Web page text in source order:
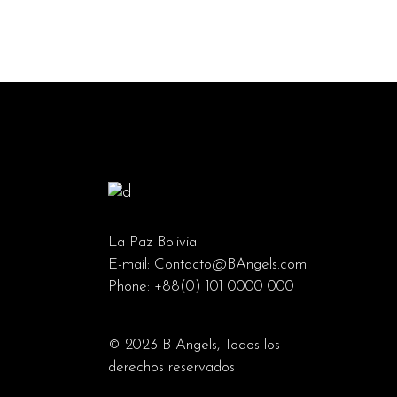
La Paz Bolivia
E-mail: Contacto@BAngels.com
Phone: +88(0) 101 0000 000
© 2023 B-Angels, Todos los
derechos reservados